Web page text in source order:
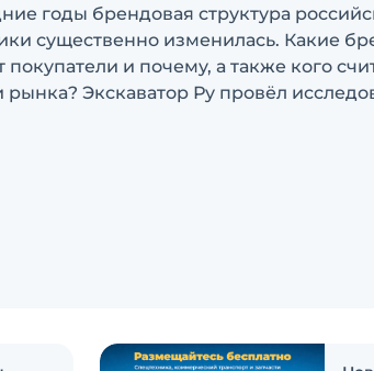
годы брендовая структура
существенно изменилась. Какие
и почему, а также кого
Экскаватор Ру провёл